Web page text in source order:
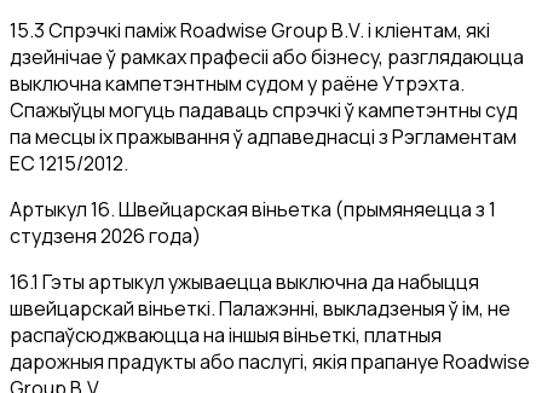
15.3 Спрэчкі паміж Roadwise Group B.V. і кліентам, які
дзейнічае ў рамках прафесіі або бізнесу, разглядаюцца
выключна кампетэнтным судом у раёне Утрэхта.
Спажыўцы могуць падаваць спрэчкі ў кампетэнтны суд
па месцы іх пражывання ў адпаведнасці з Рэгламентам
ЕС 1215/2012.
Артыкул 16. Швейцарская віньетка (прымяняецца з 1
студзеня 2026 года)
16.1 Гэты артыкул ужываецца выключна да набыцця
швейцарскай віньеткі. Палажэнні, выкладзеныя ў ім, не
распаўсюджваюцца на іншыя віньеткі, платныя
дарожныя прадукты або паслугі, якія прапануе Roadwise